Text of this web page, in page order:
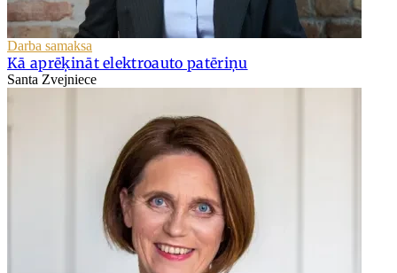
Darba samaksa
Kā aprēķināt elektroauto patēriņu
Santa Zvejniece